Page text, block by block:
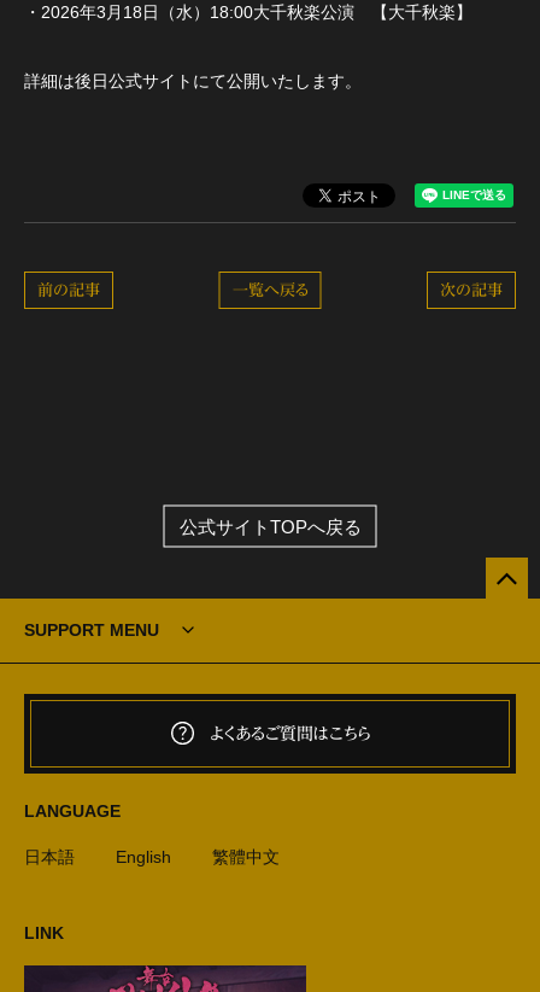
・2026年3月18日（水）18:00大千秋楽公演 【大千秋楽】
詳細は後日公式サイトにて公開いたします。
次の記事
一覧へ戻る
前の記事
公式サイトTOPへ戻る
SUPPORT MENU
よくあるご質問はこちら
LANGUAGE
日本語 English 繁體中文
LINK